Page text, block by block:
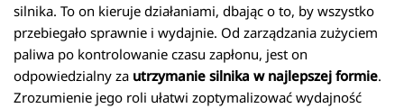
silnika. To on kieruje działaniami, dbając o to, by wszystko
przebiegało sprawnie i wydajnie. Od zarządzania zużyciem
paliwa po kontrolowanie czasu zapłonu, jest on
odpowiedzialny za utrzymanie silnika w najlepszej formie.
Zrozumienie jego roli ułatwi zoptymalizować wydajność